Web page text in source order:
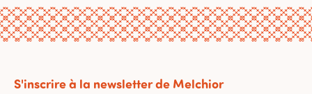
S'inscrire à la newsletter de Melchior